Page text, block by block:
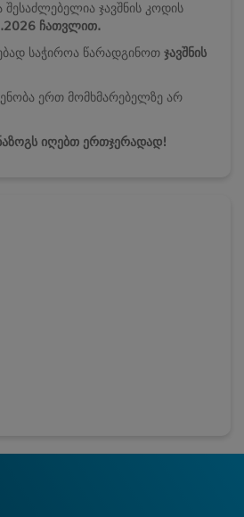
შესაძლებელია ჯავშნის კოდის
ჩათვლით.
საჭიროა წარადგინოთ ჯავშნის
ერთ მომხმარებელზე არ
იღებთ ერთჯერადად!